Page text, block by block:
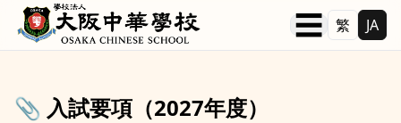
本文へ移動 ☰ 繁 JA
📎 入試要項（2027年度）